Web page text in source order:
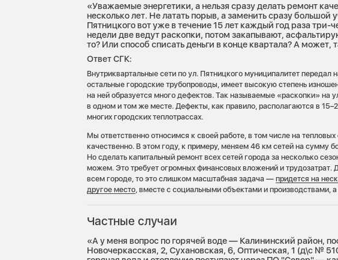
«Уважаемые энергетики, а нельзя сразу делать ремонт
несколько лет. Не латать порыв, а заменить сразу большой
Пятницкого вот уже в течение 15 лет каждый год раза три-
недели две ведут раскопки, потом закапывают,
то? Или способ списать деньги в конце квартала? А может,
Ответ СГК:
Внутриквартальные сети по ул. Пятницкого муниципалитет передал
остальные городские трубопроводы, имеет высокую степень
на ней образуется много дефектов. Так называемые «раскопки» на
в одном и том же месте. Дефекты, как правило, располагаются в
многих городских теплотрассах.
Мы ответственно относимся к своей работе, в том числе на
качественно. В этом году, к примеру, меняем 46 км сетей на сумму
Но сделать капитальный ремонт всех сетей города за несколько
можем. Это требует огромных финансовых вложений и трудозатрат.
всем городе, то это слишком масштабная задача —придется на
другое место , вместе с социальными объектами и производствами,
Частные случаи
«А у меня вопрос по горячей воде — Калининский район,
Новочеркасская, 2, Сухановская, 6, Оптическая, 1 (д\с №